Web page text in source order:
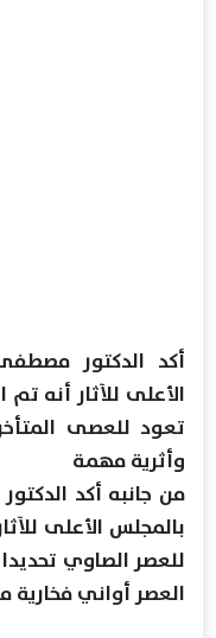
أكد الدكتور
تعود للعصى
وأثرية مهمة
من جانبه أكد
بالمجلس الأعلى
العصر أواني فخارية